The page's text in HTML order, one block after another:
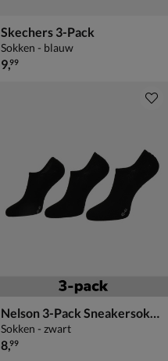
Skechers 3-Pack
Sokken - blauw
€ 9,99
9,99
Nelson 3-Pack Sneakersokken
Sokken - zwart
€ 8,99
8,99